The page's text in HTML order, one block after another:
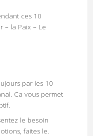
ces 10
– la Paix – Le
par les 10
Ca vous permet
le besoin
faites le.